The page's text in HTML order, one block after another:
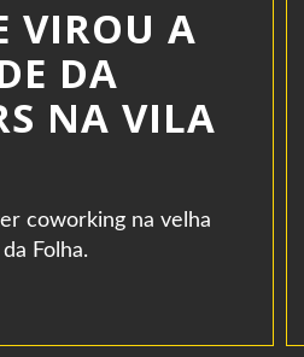
VIROU A
DA
NA VILA
coworking na velha
Folha.